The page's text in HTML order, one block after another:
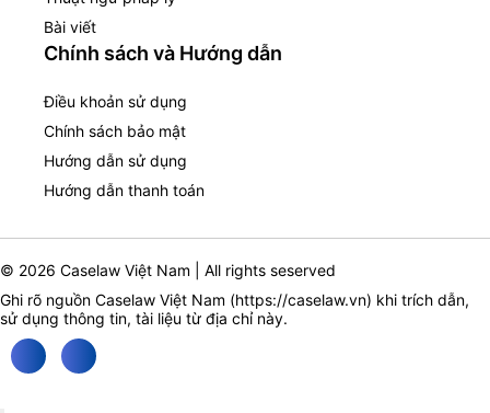
Bài viết
Chính sách và Hướng dẫn
Điều khoản sử dụng
Chính sách bảo mật
Hướng dẫn sử dụng
Hướng dẫn thanh toán
© 2026 Caselaw Việt Nam | All rights seserved
Ghi rõ nguồn Caselaw Việt Nam (https://caselaw.vn) khi trích dẫn,
sử dụng thông tin, tài liệu từ địa chỉ này.